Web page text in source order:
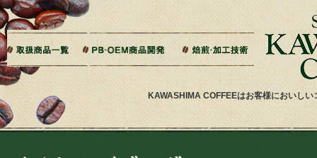
KAWASHIMA COFFEEはお客様においし
本文へジャンプ
ドリップバッグ加工
ティーバッグ加工
リキッドコーヒー加工
オーダー焙煎
パッケージデザイン・印刷